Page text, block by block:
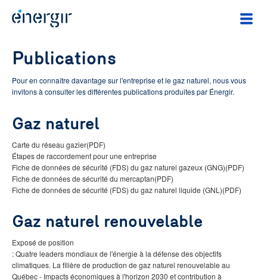
Publications
Pour en connaître davantage sur l'entreprise et le gaz naturel, nous vous
invitons à consulter les différentes publications produites par Énergir.
Gaz naturel
Carte du réseau gazier(PDF)
Étapes de raccordement pour une entreprise
Fiche de données de sécurité (FDS) du gaz naturel gazeux (GNG)(PDF)
Fiche de données de sécurité du mercaptan(PDF)
Fiche de données de sécurité (FDS) du gaz naturel liquide (GNL)(PDF)
Gaz naturel renouvelable
Exposé de position
: Quatre leaders mondiaux de l'énergie à la défense des objectifs
climatiques. La filière de production de gaz naturel renouvelable au
Québec - Impacts économiques à l'horizon 2030 et contribution à